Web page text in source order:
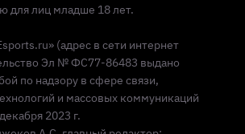
для лиц младше 18 лет.
(адрес в сети интернет
Эл № ФС77-86483 выдано
по надзору в сфере связи,
и массовых коммуникаций
2023 г.